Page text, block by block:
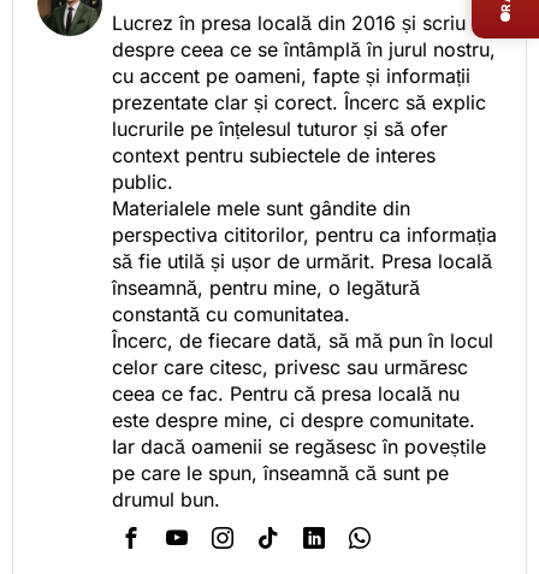
Lucrez în presa locală din 2016 și scriu
despre ceea ce se întâmplă în jurul nostru,
cu accent pe oameni, fapte și informații
prezentate clar și corect. Încerc să explic
lucrurile pe înțelesul tuturor și să ofer
context pentru subiectele de interes
public.
Materialele mele sunt gândite din
perspectiva cititorilor, pentru ca informația
să fie utilă și ușor de urmărit. Presa locală
înseamnă, pentru mine, o legătură
constantă cu comunitatea.
Încerc, de fiecare dată, să mă pun în locul
celor care citesc, privesc sau urmăresc
ceea ce fac. Pentru că presa locală nu
este despre mine, ci despre comunitate.
Iar dacă oamenii se regăsesc în poveștile
pe care le spun, înseamnă că sunt pe
drumul bun.